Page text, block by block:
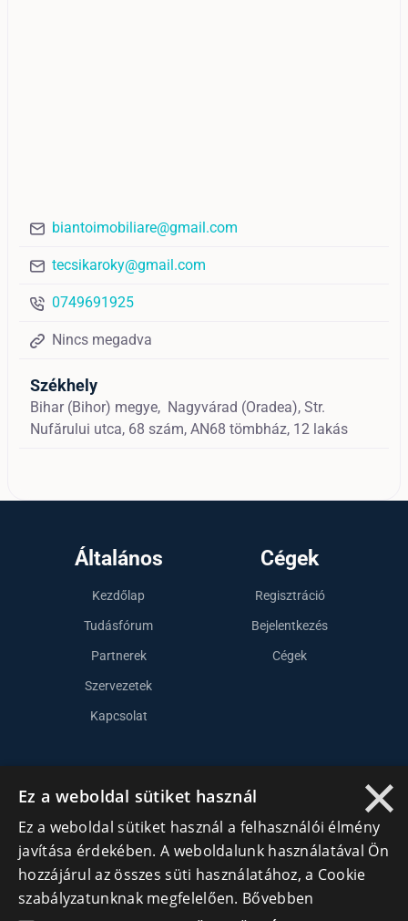
biantoimobiliare@gmail.com
tecsikaroky@gmail.com
0749691925
Nincs megadva
Székhely
Bihar (Bihor) megye, Nagyvárad (Oradea), Str.
Nufărului utca, 68 szám, AN68 tömbház, 12 lakás
Általános
Kezdőlap
Tudásfórum
Partnerek
Szervezetek
Kapcsolat
Cégek
Regisztráció
Bejelentkezés
Cégek
info@cegek.ro
+40 740 856 970
×
Ez a weboldal sütiket használ
Ez a weboldal sütiket használ a felhasználói élmény
javítása érdekében. A weboldalunk használatával Ön
hozzájárul az összes süti használatához, a Cookie
szabályzatunknak megfelelően. Bővebben